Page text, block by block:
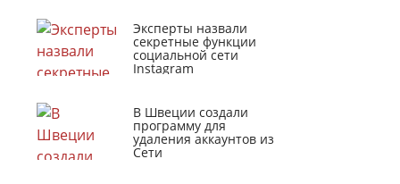
Эксперты назвали
секретные функции
социальной сети
Instagram
В Швеции создали
программу для
удаления аккаунтов из
Сети